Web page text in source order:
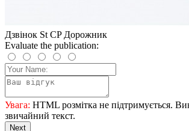
Дзвінок St CP Дорожник
Evaluate the publication:
Увага: HTML розмітка не підтримується.
звичайний текст.
Next